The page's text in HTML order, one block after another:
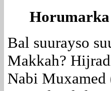
Bal suurayso
Makkah?
Nabi Muxamed